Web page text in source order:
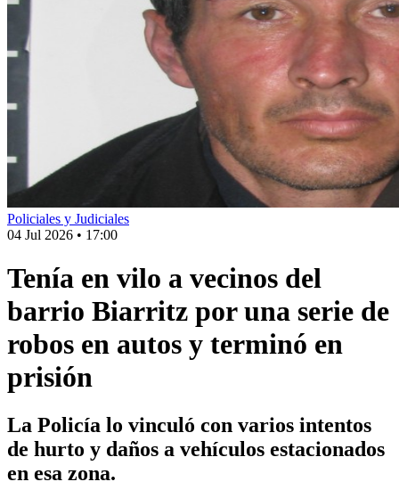
Policiales y Judiciales
04 Jul 2026 • 17:00
Tenía en vilo a vecinos del
barrio Biarritz por una serie de
robos en autos y terminó en
prisión
La Policía lo vinculó con varios intentos
de hurto y daños a vehículos estacionados
en esa zona.